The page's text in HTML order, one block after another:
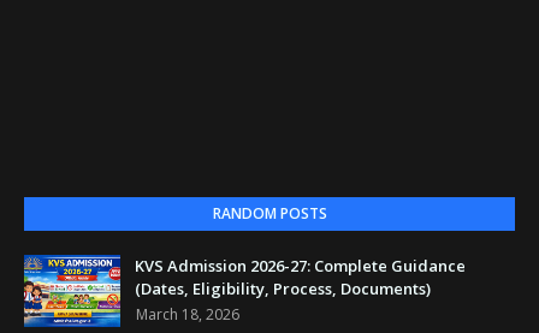
RANDOM POSTS
KVS Admission 2026-27: Complete Guidance
(Dates, Eligibility, Process, Documents)
March 18, 2026